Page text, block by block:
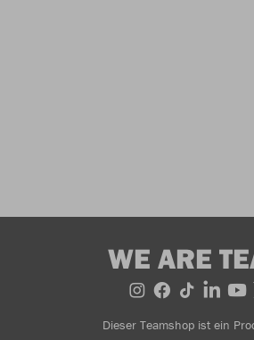
WE ARE
Dieser Teamshop ist ein